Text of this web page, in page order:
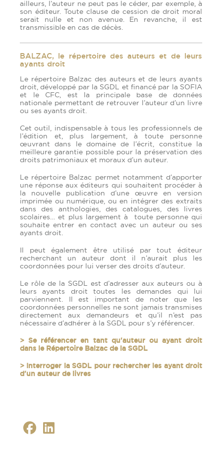
ailleurs, l’auteur ne peut pas le céder, par exemple, à
son éditeur. Toute clause de cession de droit moral
serait nulle et non avenue. En revanche, il est
transmissible en cas de décès.
BALZAC, le répertoire des auteurs et de leurs
ayants droit
Le répertoire Balzac des auteurs et de leurs ayants
droit, développé par la SGDL et financé par la SOFIA
et le CFC, est la principale base de données
nationale permettant de retrouver l’auteur d’un livre
ou ses ayants droit.
Cet outil, indispensable à tous les professionnels de
l’édition et, plus largement, à toute personne
œuvrant dans le domaine de l’écrit, constitue la
meilleure garantie possible pour la préservation des
droits patrimoniaux et moraux d’un auteur.
Le répertoire Balzac permet notamment d’apporter
une réponse aux éditeurs qui souhaitent procéder à
la nouvelle publication d’une œuvre en version
imprimée ou numérique, ou en intégrer des extraits
dans des anthologies, des catalogues, des livres
scolaires… et plus largement à toute personne qui
souhaite entrer en contact avec un auteur ou ses
ayants droit.
Il peut également être utilisé par tout éditeur
recherchant un auteur dont il n’aurait plus les
coordonnées pour lui verser des droits d’auteur.
Le rôle de la SGDL est d’adresser aux auteurs ou à
leurs ayants droit toutes les demandes qui lui
parviennent. Il est important de noter que les
coordonnées personnelles ne sont jamais transmises
directement aux demandeurs et qu’il n’est pas
nécessaire d’adhérer à la SGDL pour s’y référencer.
> Se référencer en tant qu'auteur ou ayant droit
dans le Répertoire Balzac de la SGDL
> Interroger la SGDL pour rechercher les ayant droit
d'un auteur de livres